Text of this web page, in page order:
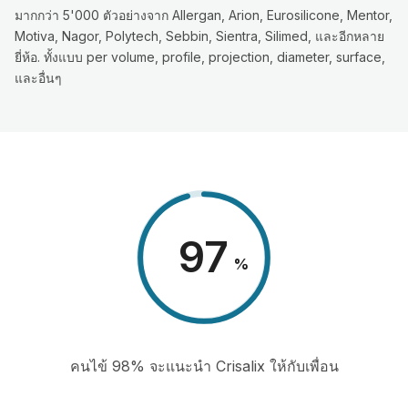
มากกว่า 5'000 ตัวอย่างจาก Allergan, Arion, Eurosilicone, Mentor,
Motiva, Nagor, Polytech, Sebbin, Sientra, Silimed, และอีกหลาย
ยี่ห้อ. ทั้งแบบ per volume, profile, projection, diameter, surface,
และอื่นๆ
98 %
คนไข้ 98% จะแนะนำ Crisalix ให้กับเพื่อน